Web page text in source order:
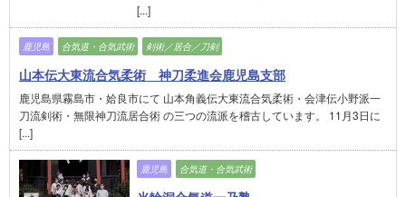
[...]
鹿児島 合気道・合気武術 剣術／居合／刀剣
山本伝大東流合気柔術 神刀柔進会鹿児島支部
鹿児島県霧島市・姶良市にて 山本角義伝大東流合気柔術・会津伝小野派一
刀流剣術・無限神刀流居合術 の三つの流派を稽古しています。 11月3日に
[...]
鹿児島 合気道・合気武術